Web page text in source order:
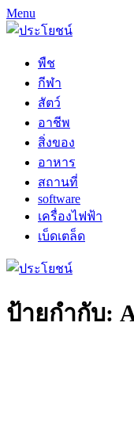
Menu
พืช
กีฬา
สัตว์
อาชีพ
สิ่งของ
อาหาร
สถานที่
software
เครื่องไฟฟ้า
เบ็ดเตล็ด
ป้ายกำกับ: